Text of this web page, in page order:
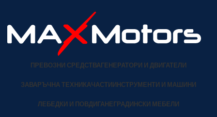
ПРЕВОЗНИ СРЕДСТВАГЕНЕРАТОРИ И ДВИГАТЕЛИ
ЗАВАРЪЧНА ТЕХНИКАЧАСТИИНСТРУМЕНТИ И МАШИНИ
ЛЕБЕДКИ И ПОВДИГАНЕГРАДИНСКИ МЕБЕЛИ